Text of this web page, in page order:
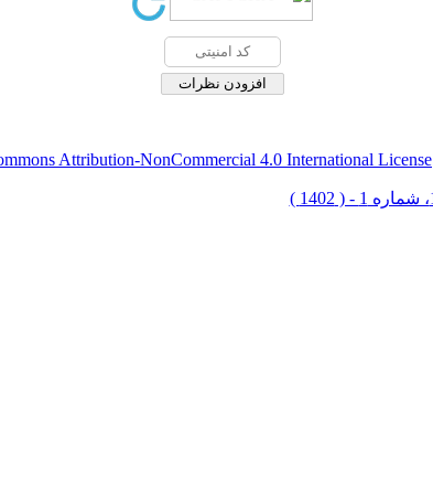
Attribution-NonCommercial 4.0 International License